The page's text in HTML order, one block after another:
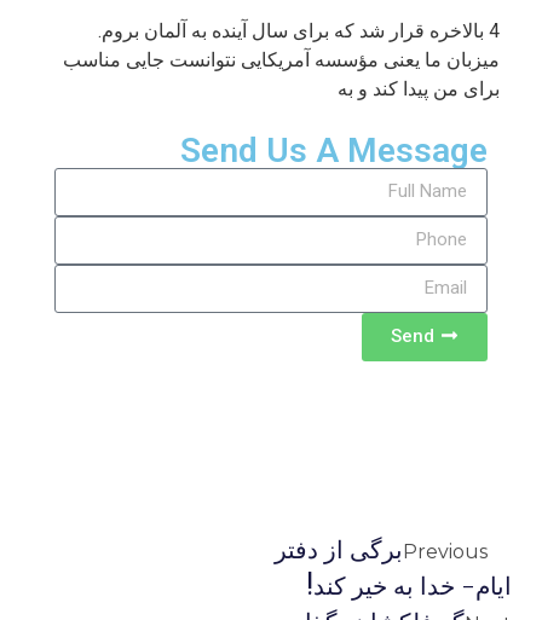
4 بالاخره قرار شد که برای سال آینده به آلمان بروم.
میزبان ما یعنی مؤسسه آمریکایی نتوانست جایی مناسب
برای من پیدا کند و به
Send Us A Message
Send
Previousبرگی از دفتر
ایام- خدا به خیر کند!